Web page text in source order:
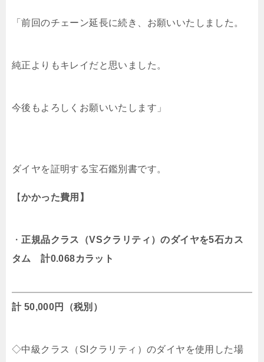
「前回のチェーン延長に続き、お願いいたしました。
純正よりもキレイだと思いました。
今後もよろしくお願いいたします」
ダイヤを証明する宝石鑑別書です。
【かかった費用】
・ 正規品クラス（VSクラリティ）のダイヤを5石カス
タム 計0.068カラット
計 50,000円（税別）
◇中級クラス（SIクラリティ）のダイヤを使用した場